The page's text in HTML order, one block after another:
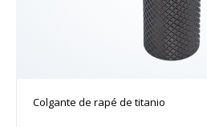
Colgante de rapé de titanio